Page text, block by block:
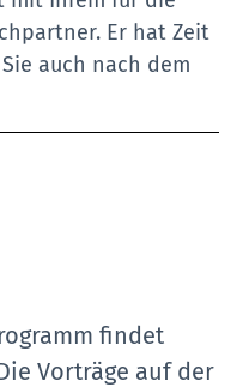
Er hat Zeit
auch nach dem
findet
Vorträge auf der